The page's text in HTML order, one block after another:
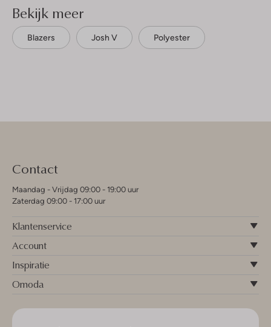
Bekijk meer
Blazers Josh V Polyester
Contact
Maandag - Vrijdag 09:00 - 19:00 uur
Zaterdag 09:00 - 17:00 uur
Klantenservice
Account
Inspiratie
Omoda